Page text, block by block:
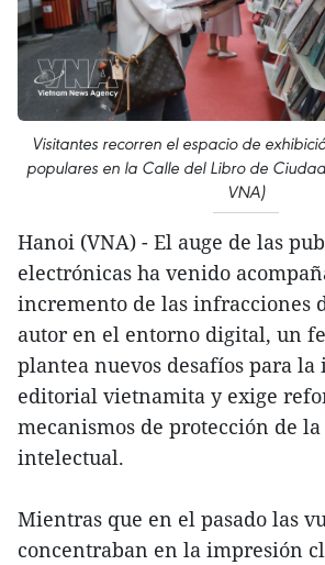
Visitantes recorren el espacio de
populares en la Calle del Libro de
VNA)
Hanoi (VNA) - El auge de las
electrónicas ha venido
incremento de las infracciones
autor en el entorno digital, un
plantea nuevos desafíos para
editorial vietnamita y exige
mecanismos de protección de
intelectual.
Mientras que en el pasado las
concentraban en la impresión